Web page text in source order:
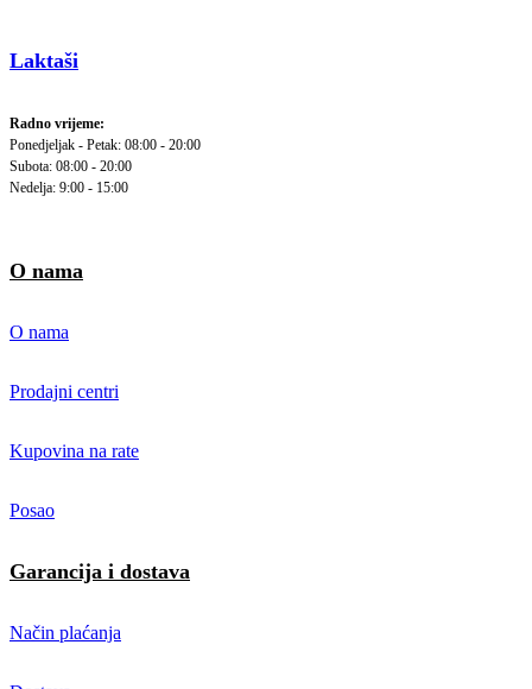
Laktaši
Radno vrijeme:
Ponedjeljak - Petak: 08:00 - 20:00
Subota: 08:00 - 20:00
Nedelja: 9:00 - 15:00
O nama
O nama
Prodajni centri
Kupovina na rate
Posao
Garancija i dostava
Način plaćanja